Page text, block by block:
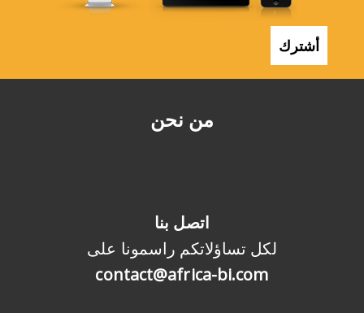
من نحن
اتصل بنا
لكل تساؤلاتكم راسمونا على
contact@africa-bi.com
أشترك